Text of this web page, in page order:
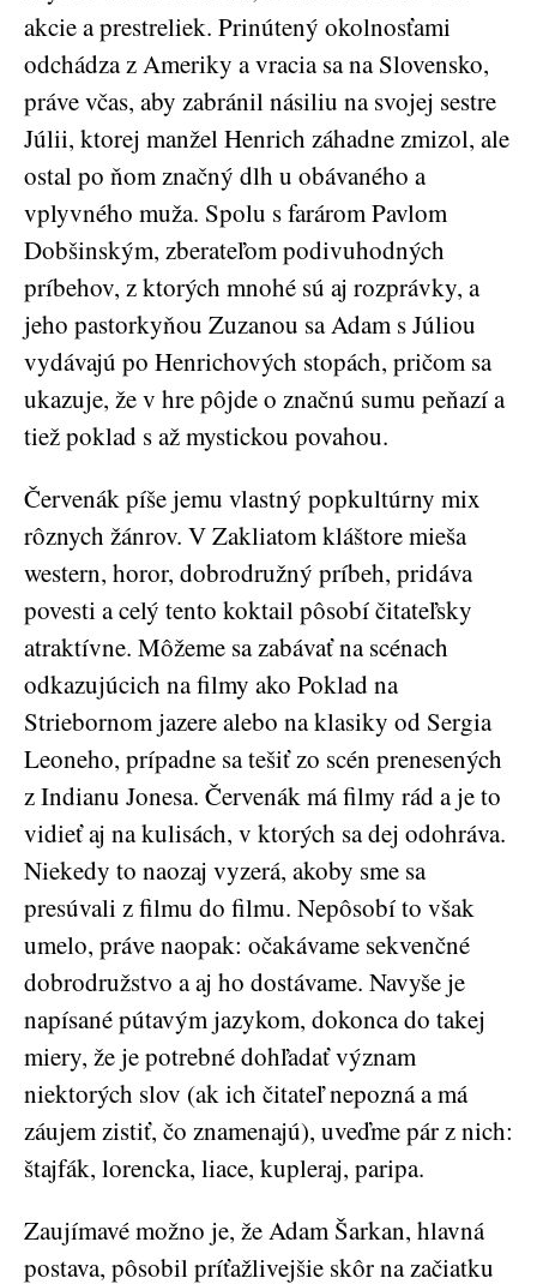
akcie a prestreliek. Prinútený okolnosťami
odchádza z Ameriky a vracia sa na Slovensko,
práve včas, aby zabránil násiliu na svojej sestre
Júlii, ktorej manžel Henrich záhadne zmizol, ale
ostal po ňom značný dlh u obávaného a
vplyvného muža. Spolu s farárom Pavlom
Dobšinským, zberateľom podivuhodných
príbehov, z ktorých mnohé sú aj rozprávky, a
jeho pastorkyňou Zuzanou sa Adam s Júliou
vydávajú po Henrichových stopách, pričom sa
ukazuje, že v hre pôjde o značnú sumu peňazí a
tiež poklad s až mystickou povahou.
Červenák píše jemu vlastný popkultúrny mix
rôznych žánrov. V Zakliatom kláštore mieša
western, horor, dobrodružný príbeh, pridáva
povesti a celý tento koktail pôsobí čitateľsky
atraktívne. Môžeme sa zabávať na scénach
odkazujúcich na filmy ako Poklad na
Striebornom jazere alebo na klasiky od Sergia
Leoneho, prípadne sa tešiť zo scén prenesených
z Indianu Jonesa. Červenák má filmy rád a je to
vidieť aj na kulisách, v ktorých sa dej odohráva.
Niekedy to naozaj vyzerá, akoby sme sa
presúvali z filmu do filmu. Nepôsobí to však
umelo, práve naopak: očakávame sekvenčné
dobrodružstvo a aj ho dostávame. Navyše je
napísané pútavým jazykom, dokonca do takej
miery, že je potrebné dohľadať význam
niektorých slov (ak ich čitateľ nepozná a má
záujem zistiť, čo znamenajú), uveďme pár z nich:
štajfák, lorencka, liace, kupleraj, paripa.
Zaujímavé možno je, že Adam Šarkan, hlavná
postava, pôsobil príťažlivejšie skôr na začiatku